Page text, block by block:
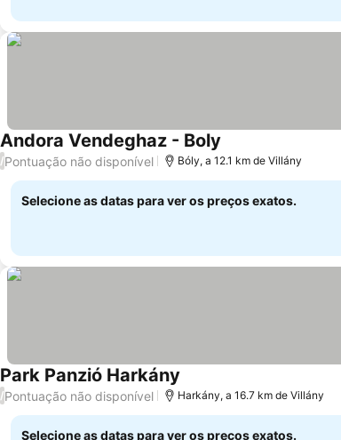
Andora Vendeghaz - Boly
/Pontuação não disponível Bóly, a 12.1 km de Villány
Selecione as datas para ver os preços exatos.
Park Panzió Harkány
/Pontuação não disponível Harkány, a 16.7 km de Villány
Selecione as datas para ver os preços exatos.